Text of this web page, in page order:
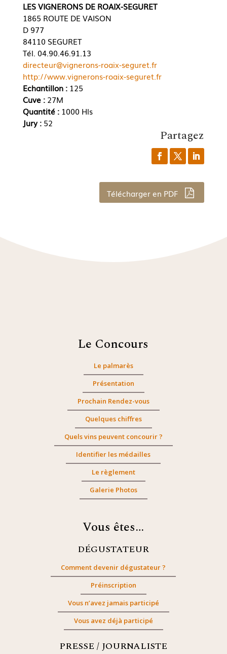
LES VIGNERONS DE ROAIX-SEGURET
1865 ROUTE DE VAISON
D 977
84110 SEGURET
Tél. 04.90.46.91.13
directeur@vignerons-roaix-seguret.fr
http://www.vignerons-roaix-seguret.fr
Echantillon :125
Cuve : 27M
Quantité : 1000 Hls
Jury : 52
Partagez
Télécharger en PDF
Le Concours
Le palmarès
Présentation
Prochain Rendez-vous
Quelques chiffres
Quels vins peuvent concourir ?
Identifier les médailles
Le règlement
Galerie Photos
Vous êtes…
DÉGUSTATEUR
Comment devenir dégustateur ?
Préinscription
Vous n’avez jamais participé
Vous avez déjà participé
PRESSE / JOURNALISTE